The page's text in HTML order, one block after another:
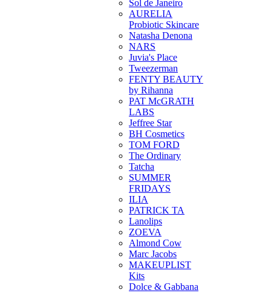
Sol de Janeiro
AURELIA
Probiotic Skincare
Natasha Denona
NARS
Juvia's Place
Tweezerman
FENTY BEAUTY
by Rihanna
PAT McGRATH
LABS
Jeffree Star
BH Cosmetics
TOM FORD
The Ordinary
Tatcha
SUMMER
FRIDAYS
ILIA
PATRICK TA
Lanolips
ZOEVA
Almond Cow
Marc Jacobs
MAKEUPLIST
Kits
Dolce & Gabbana